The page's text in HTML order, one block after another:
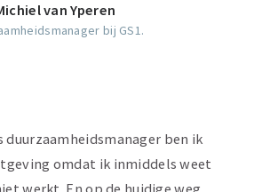
van Yperen
bij GS1.
duurzaamheidsmanager ben ik
omdat ik inmiddels weet
werkt. En op de huidige weg